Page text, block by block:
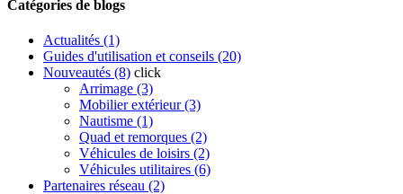
Catégories de blogs
Actualités (1)
Guides d'utilisation et conseils (20)
Nouveautés (8) click
Arrimage (3)
Mobilier extérieur (3)
Nautisme (1)
Quad et remorques (2)
Véhicules de loisirs (2)
Véhicules utilitaires (6)
Partenaires réseau (2)